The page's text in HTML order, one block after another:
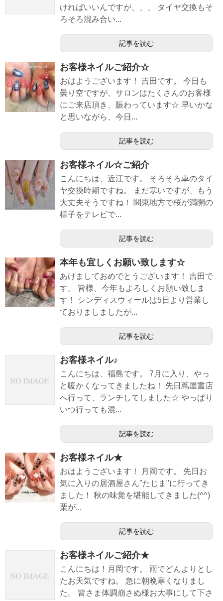
ければいいんですが、、、 タイヤ交換もそ
ろそろ混み合い...
記事を読む
お客様ネイルご紹介☆
おはようございます！ 吉田です。 今日も
曇り空ですが、サロンはたくさんのお客様
にご来店頂き、賑わっています☆ 早いかな
と思いながら、今日...
記事を読む
お客様ネイル☆ご紹介
こんにちは、近江です。 そろそろ車のタイ
ヤ交換時期ですね。 まだ寒いですが、もう
大丈夫そうですね！ 関東地方で桜が満開の
様子をテレビで...
記事を読む
本年も宜しくお願い致します☆
あけましておめでとうございます！ 吉田で
す。 皆様、今年もよろしくお願い致しま
す！ シンディスウィールは5日より営業し
ておりましましたが...
記事を読む
お客様ネイル♪
こんにちは、福島です。 7月に入り、やっ
と暖かくなってきましたね！ 先日蔦屋書店
へ行って、ランチしてしました☆ やっぱり
いつ行っても混...
記事を読む
お客様ネイル★
おはようございます！ 月岡です。 先日お
気に入りの居酒屋さん''たじま"に行ってき
ました！ 秋の味覚を堪能してきました(^^)
栗が...
記事を読む
お客様ネイルご紹介★
こんにちは！月岡です。 雨でどんよりとし
たお天気ですね。 急に朝晩寒くなりまし
た。 皆さま体調崩さぬ様お大事にして下さ